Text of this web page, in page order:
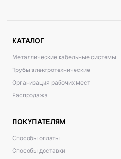
КАТАЛОГ
Металлические кабельные системы
Трубы электротехнические
Организация рабочих мест
Распродажа
ПОКУПАТЕЛЯМ
Способы оплаты
Способы доставки